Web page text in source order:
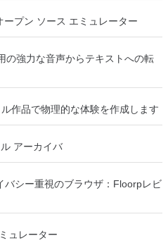
プン ソース エミュレーター
の強力な音声からテキストへの転
作品で物理的な体験を作成します
アーカイバ
バシー重視のブラウザ：Floorpレビ
ュレーター